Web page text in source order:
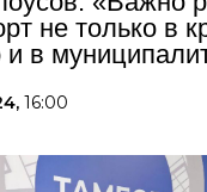
не только в
и в
16:00